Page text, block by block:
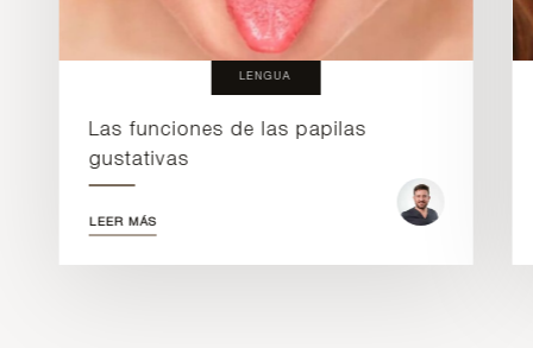
LENGUA
Las funciones de las papilas
gustativas
LEER MÁS